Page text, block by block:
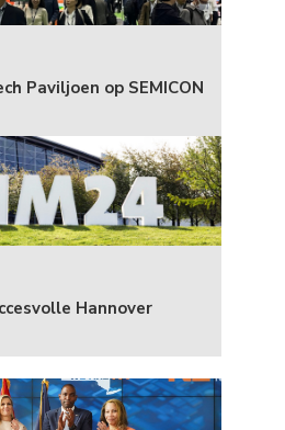
Paviljoen op SEMICON
Hannover